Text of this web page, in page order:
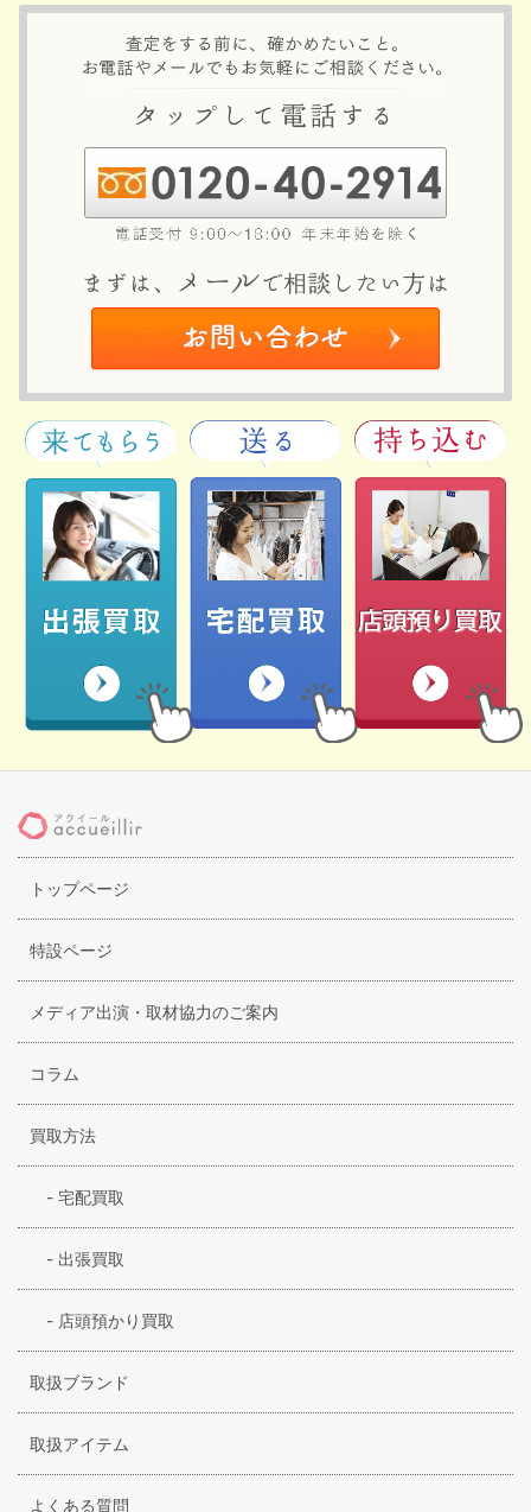
トップページ
特設ページ
メディア出演・取材協力のご案内
コラム
買取方法
- 宅配買取
- 出張買取
- 店頭預かり買取
取扱ブランド
取扱アイテム
よくある質問